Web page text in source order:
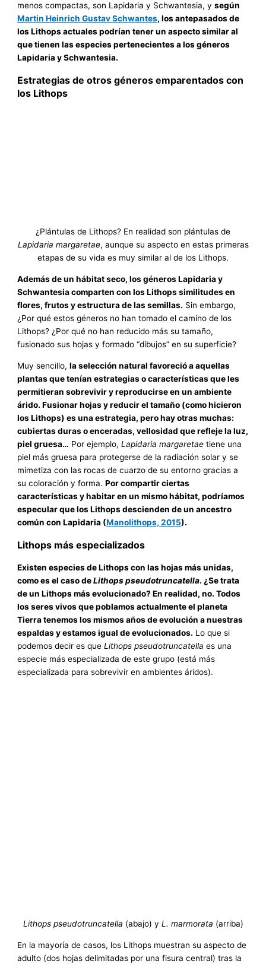
menos compactas, son Lapidaria y Schwantesia, ysegún
Martin Heinrich Gustav Schwantes, los antepasados de
los Lithops actuales podrían tener un aspecto similar al
que tienen las especies pertenecientes a los géneros
Lapidaria y Schwantesia.
Estrategias de otros géneros emparentados con
los Lithops
¿Plántulas de Lithops? En realidad son plántulas de
Lapidaria margaretae, aunque su aspecto en estas primeras
etapas de su vida es muy similar al de los Lithops.
Además de un hábitat seco, los géneros Lapidaria y
Schwantesia comparten con los Lithops similitudes en
flores, frutos y estructura de las semillas. Sin embargo,
¿Por qué estos géneros no han tomado el camino de los
Lithops? ¿Por qué no han reducido más su tamaño,
fusionado sus hojas y formado “dibujos” en su superficie?
Muy sencillo,la selección natural favoreció a aquellas
plantas que tenían estrategias o características que les
permitieran sobrevivir y reproducirse en un ambiente
árido. Fusionar hojas y reducir el tamaño (como hicieron
los Lithops) es una estrategia, pero hay otras muchas:
cubiertas duras o enceradas, vellosidad que refleje la luz,
piel gruesa… Por ejemplo,Lapidaria margaretae tiene una
piel más gruesa para protegerse de la radiación solar y se
mimetiza con las rocas de cuarzo de su entorno gracias a
su coloración y forma.Por compartir ciertas
características y habitar en un mismo hábitat, podríamos
especular que los Lithops descienden de un ancestro
común con Lapidaria (Manolithops, 2015).
Lithops más especializados
Existen especies de Lithops con las hojas más unidas,
como es el caso deLithops pseudotruncatella. ¿Se trata
de un Lithops más evolucionado? En realidad, no. Todos
los seres vivos que poblamos actualmente el planeta
Tierra tenemos los mismos años de evolución a nuestras
espaldas y estamos igual de evolucionados. Lo que si
podemos decir es queLithops pseudotruncatella es una
especie más especializada de este grupo (está más
especializada para sobrevivir en ambientes áridos).
Lithops pseudotruncatella (abajo) y L. marmorata (arriba)
En la mayoría de casos, los Lithops muestran su aspecto de
adulto (dos hojas delimitadas por una fisura central) tras la